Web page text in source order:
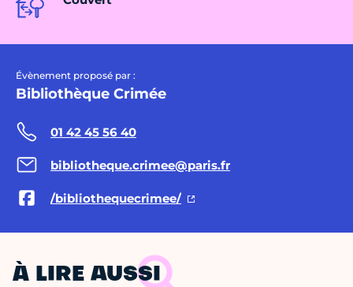
Évènement proposé par :
Bibliothèque Crimée
01 42 45 56 40
bibliotheque.crimee@paris.fr
/bibliothequecrimee/
À LIRE AUSSI